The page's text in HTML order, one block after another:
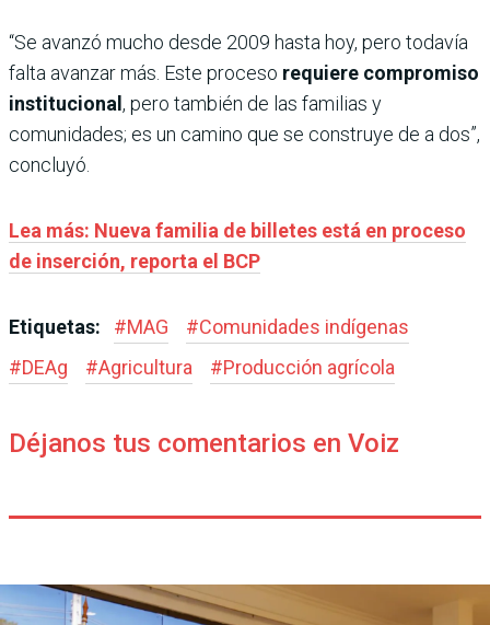
“Se avanzó mucho desde 2009 hasta hoy, pero todavía
falta avanzar más. Este proceso requiere compromiso
institucional, pero también de las familias y
comunidades; es un camino que se construye de a dos”,
concluyó.
Lea más: Nueva familia de billetes está en proceso
de inserción, reporta el BCP
Etiquetas: #MAG #Comunidades indígenas
#DEAg #Agricultura #Producción agrícola
Déjanos tus comentarios en Voiz